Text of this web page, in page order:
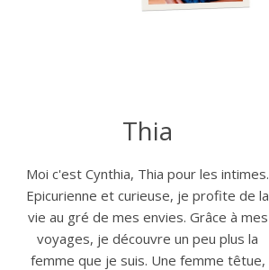
Thia
Moi c'est Cynthia, Thia pour les intimes.
Epicurienne et curieuse, je profite de la
vie au gré de mes envies. Grâce à mes
voyages, je découvre un peu plus la
femme que je suis. Une femme têtue,